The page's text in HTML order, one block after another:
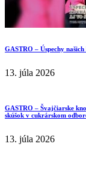
GASTRO – Úspechy
13. júla 2026
GASTRO – Švajčiarske
skúšok v cukrárskom
13. júla 2026